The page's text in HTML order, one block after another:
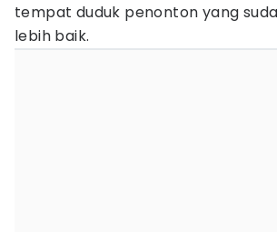
tempat duduk penonton yang
lebih baik.